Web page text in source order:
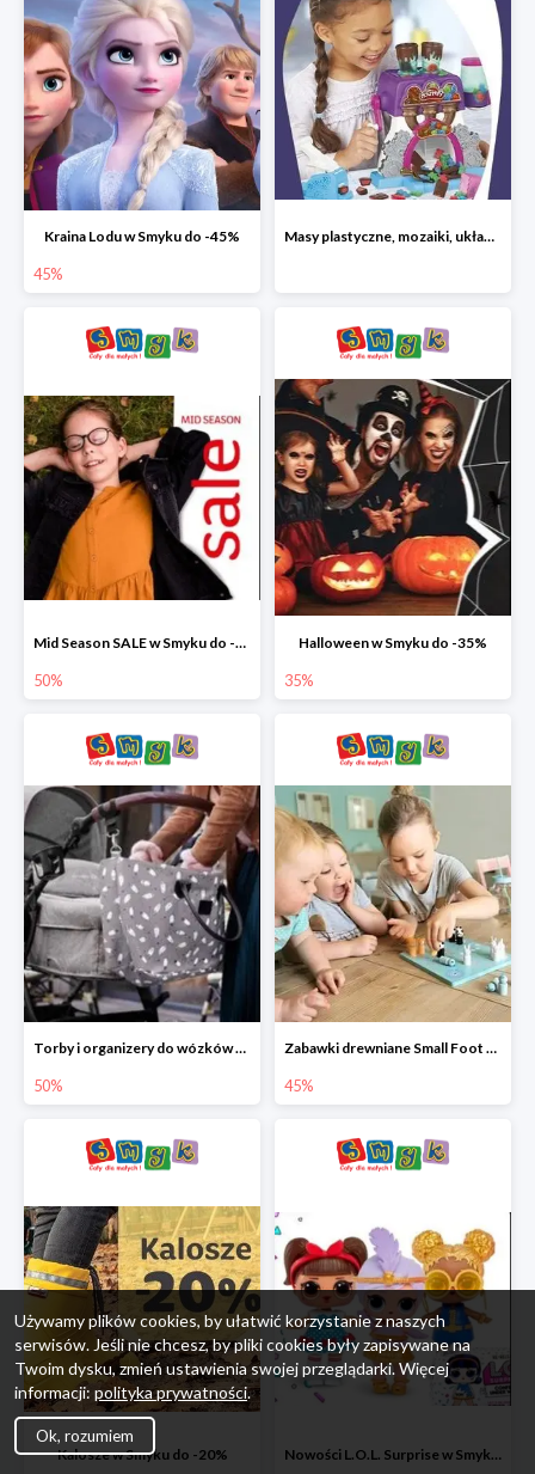
Kraina Lodu w Smyku do -45%
45%
Masy plastyczne, mozaiki, układanki do -45%
Mid Season SALE w Smyku do -50%
50%
Halloween w Smyku do -35%
35%
Torby i organizery do wózków w Smyku do -50%
50%
Zabawki drewniane Small Foot do -45%
45%
Kalosze w Smyku do -20% Nowości L.O.L. Surprise w Smyku do -45%
Używamy plików cookies, by ułatwić korzystanie z naszych
serwisów. Jeśli nie chcesz, by pliki cookies były zapisywane na
Twoim dysku, zmień ustawienia swojej przeglądarki. Więcej
informacji: polityka prywatności.
Ok, rozumiem